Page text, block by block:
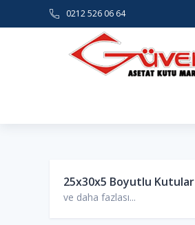
0212 526 06 64
25x30x5 Boyutlu Kutular
ve daha fazlası...